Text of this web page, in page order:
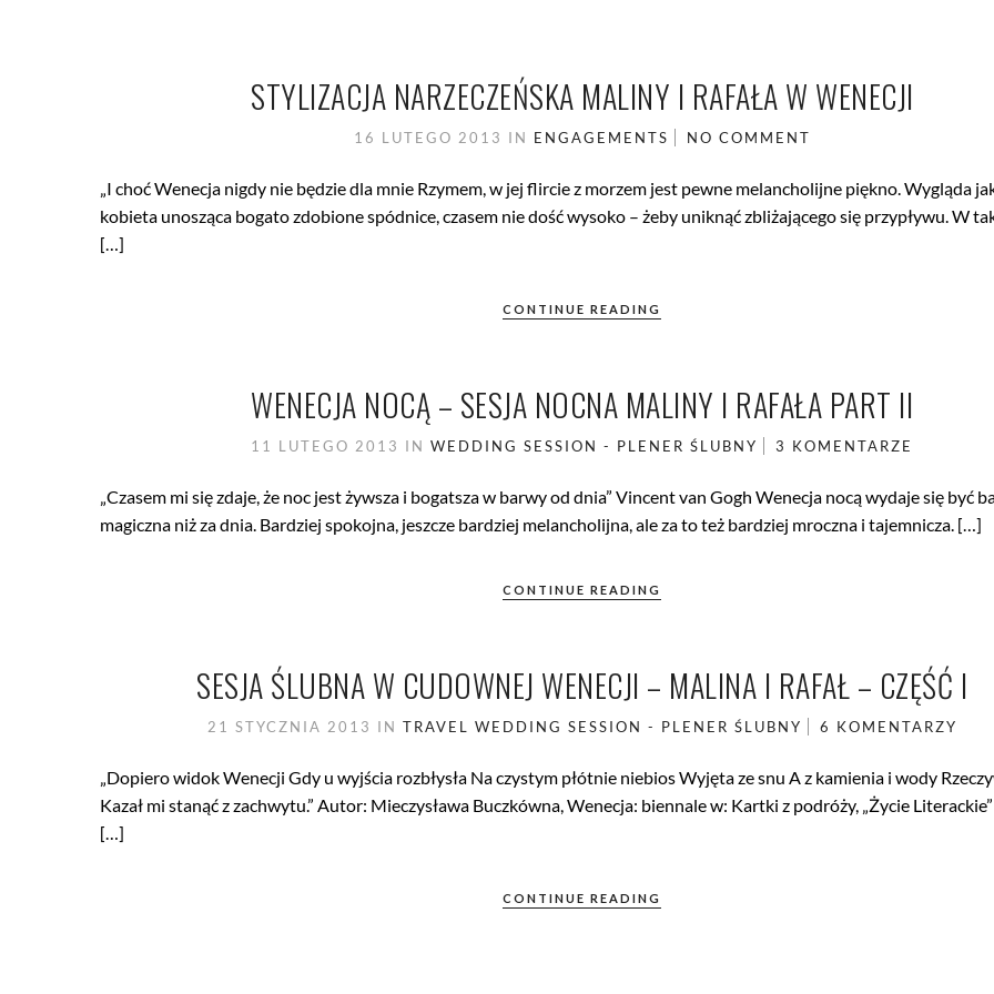
STYLIZACJA NARZECZEŃSKA MALINY I RAFAŁA W WENECJI
16 LUTEGO 2013 IN ENGAGEMENTS NO COMMENT
„I choć Wenecja nigdy nie będzie dla mnie Rzymem, w jej flircie z morzem jest pewne melancholijne piękno. Wygląda
kobieta unosząca bogato zdobione spódnice, czasem nie dość wysoko – żeby uniknąć zbliżającego się przypływu. W
[…]
CONTINUE READING
WENECJA NOCĄ – SESJA NOCNA MALINY I RAFAŁA PART II
11 LUTEGO 2013 INWEDDING SESSION - PLENER ŚLUBNY 3 KOMENTARZE
„Czasem mi się zdaje, że noc jest żywsza i bogatsza w barwy od dnia” Vincent van Gogh Wenecja nocą wydaje się być
magiczna niż za dnia. Bardziej spokojna, jeszcze bardziej melancholijna, ale za to też bardziej mroczna i tajemnicza. […]
CONTINUE READING
SESJA ŚLUBNA W CUDOWNEJ WENECJI – MALINA I RAFAŁ – CZĘŚĆ I
21 STYCZNIA 2013 IN TRAVEL WEDDING SESSION - PLENER ŚLUBNY 6 KOMENTARZY
„Dopiero widok Wenecji Gdy u wyjścia rozbłysła Na czystym płótnie niebios Wyjęta ze snu A z kamienia i wody
Kazał mi stanąć z zachwytu.” Autor: Mieczysława Buczkówna, Wenecja: biennale w: Kartki z podróży, „Życie
[…]
CONTINUE READING